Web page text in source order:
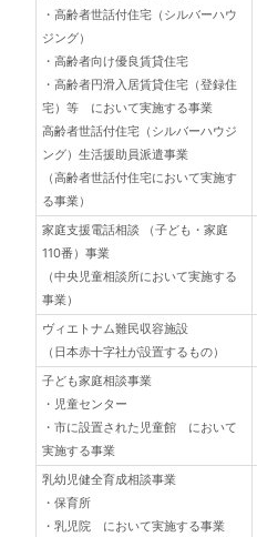
・高齢者世話付住宅（シルバーハウ
ジング）
・高齢者向け優良賃貸住宅
・高齢者円滑入居賃貸住宅（登録住
宅）等 において実施する事業
高齢者世話付住宅（シルバーハウジ
ング）生活援助員派遣事業
（高齢者世話付住宅において実施す
る事業）
家庭支援電話相談 （子ども・家庭
110番）事業
（中央児童相談所において実施する
事業）
ヴィエトナム難民収容施設
（日本赤十字社が設置するもの）
子ども家庭相談事業
・児童センター
・市に設置された児童館 において
実施する事業
乳幼児健全育成相談事業
・保育所
・乳児院 において実施する事業